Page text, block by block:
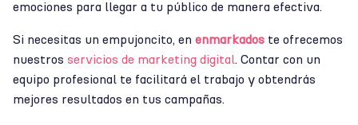
emociones para llegar a tu público de manera efectiva.
Si necesitas un empujoncito, en enmarkados te ofrecemos
nuestros servicios de marketing digital. Contar con un
equipo profesional te facilitará el trabajo y obtendrás
mejores resultados en tus campañas.